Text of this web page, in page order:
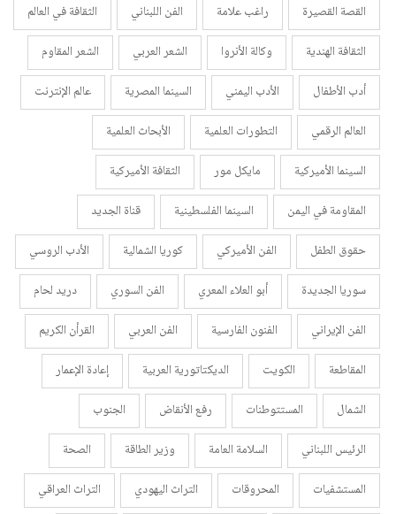
القصة القصيرة
راغب علامة الفن اللبناني
الثقافة في العالم
الثقافة الهندية
وكالة الأنروا الشعر العربي
الشعر المقاوم
أدب الأطفال
الأدب اليمني السينما المصرية
عالم الإنترنت
العالم الرقمي
التطورات العلمية
الأبحاث العلمية
السينما الأميركية
مايكل مور
الثقافة الأميركية
المقاومة في اليمن
السينما الفلسطينية
قناة الجديد
حقوق الطفل
الفن الأميركي كوريا الشمالية
الأدب الروسي
سوريا الجديدة
أبو العلاء المعري الفن السوري
دريد لحام
الفن الإيراني
الفنون الفارسية الفن العربي
القرأن الكريم
المقاطعة
الكويت الديكتاتورية العربية
إعادة الإعمار
الشمال
المستتوطنات رفع الأنقاض
الجنوب
الرئيس اللبناني
السلامة العامة وزير الطاقة
الصحة
المستشفيات
المحروقات التراث اليهودي التراث العراقي